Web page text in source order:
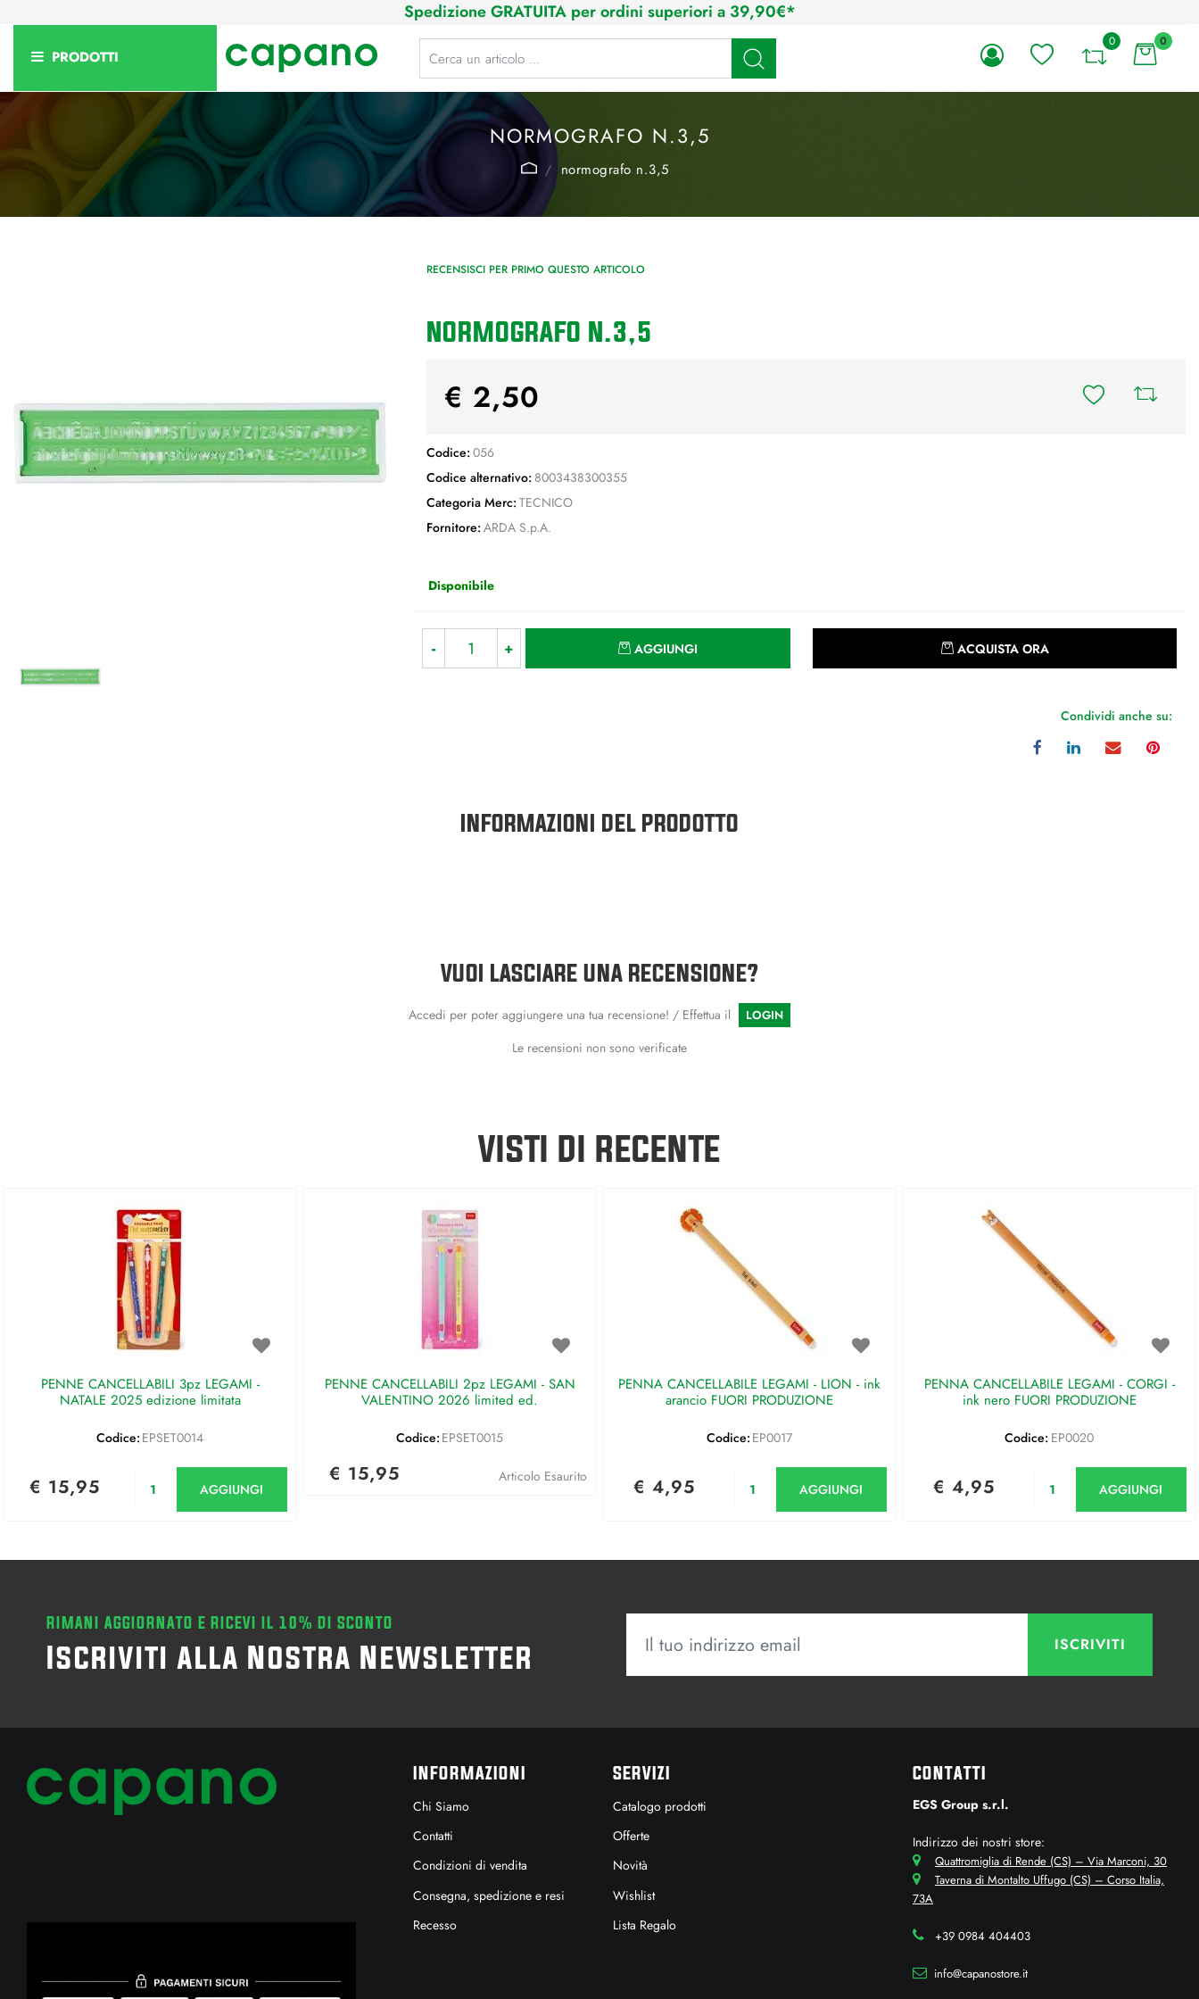
Spedizione GRATUITA per ordini superiori a 39,90€*
PRODOTTI
La modifica di un filtro aggiorna automaticamente gli altri filtri disponibili. 0 0
NORMOGRAFO N.3,5
normografo n.3,5
RECENSISCI PER PRIMO QUESTO ARTICOLO
NORMOGRAFO N.3,5
€ 2,50
Codice: 056
Codice alternativo: 8003438300355
Categoria Merc: TECNICO
Fornitore: ARDA S.p.A.
Disponibile
AGGIUNGI ACQUISTA ORA
Condividi anche su:
INFORMAZIONI DEL PRODOTTO
VUOI LASCIARE UNA RECENSIONE?
Accedi per poter aggiungere una tua recensione! / Effettua il LOGIN
Le recensioni non sono verificate
VISTI DI RECENTE
PENNE CANCELLABILI 3pz LEGAMI -
NATALE 2025 edizione limitata
Codice: EPSET0014
€ 15,95 AGGIUNGI
PENNE CANCELLABILI 2pz LEGAMI - SAN
VALENTINO 2026 limited ed.
Codice: EPSET0015
€ 15,95 Articolo Esaurito
PENNA CANCELLABILE LEGAMI - LION - ink
arancio FUORI PRODUZIONE
Codice: EP0017
€ 4,95 AGGIUNGI
PENNA CANCELLABILE LEGAMI - CORGI -
ink nero FUORI PRODUZIONE
Codice: EP0020
€ 4,95 AGGIUNGI
RIMANI AGGIORNATO E RICEVI IL 10% DI SCONTO
Iscriviti alla Nostra Newsletter
INFORMAZIONI
Chi Siamo
Contatti
Condizioni di vendita
Consegna, spedizione e resi
Recesso
SERVIZI
Catalogo prodotti
Offerte
Novità
Wishlist
Lista Regalo
CONTATTI
EGS Group s.r.l.
Indirizzo dei nostri store:
Quattromiglia di Rende (CS) – Via Marconi, 30
Taverna di Montalto Uffugo (CS) – Corso Italia,
73A
+39 0984 404403
info@capanostore.it